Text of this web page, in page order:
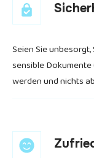
Seien Sie
sensible
werden und nichts